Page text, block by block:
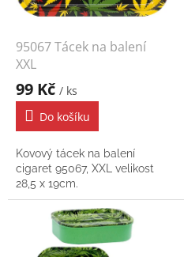
u
95067 Tácek na balení
XXL
99 Kč / ks
Do košíku
Kovový tácek na balení
cigaret 95067, XXL velikost
28,5 x 19cm.